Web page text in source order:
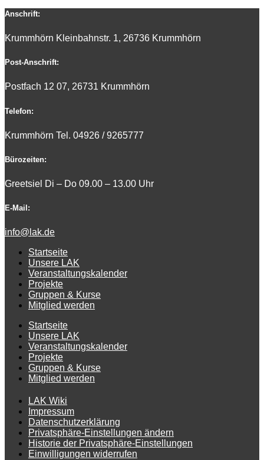
Anschrift:
Krummhörn Kleinbahnstr. 1, 26736 Krummhörn
Post-Anschrift:
Postfach 12 07, 26731 Krummhörn
Telefon:
Krummhörn Tel. 04926 / 9265777
Bürozeiten:
Greetsiel Di – Do 09.00 – 13.00 Uhr
E-Mail:
info@lak.de
Startseite
Unsere LAK
Veranstaltungskalender
Projekte
Gruppen & Kurse
Mitglied werden
Startseite
Unsere LAK
Veranstaltungskalender
Projekte
Gruppen & Kurse
Mitglied werden
LAK Wiki
Impressum
Datenschutzerklärung
Privatsphäre-Einstellungen ändern
Historie der Privatsphäre-Einstellungen
Einwilligungen widerrufen